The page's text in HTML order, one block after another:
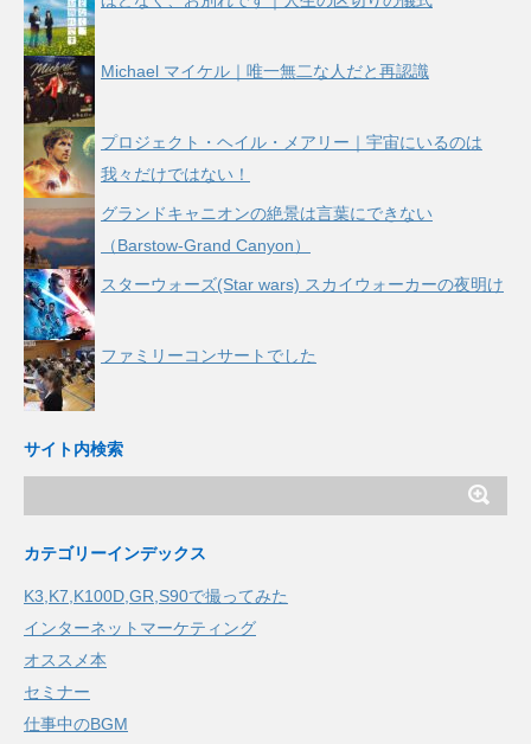
Michael マイケル｜唯一無二な人だと再認識
プロジェクト・ヘイル・メアリー｜宇宙にいるのは
我々だけではない！
グランドキャニオンの絶景は言葉にできない
（Barstow-Grand Canyon）
スターウォーズ(Star wars) スカイウォーカーの夜明け
ファミリーコンサートでした
サイト内検索
カテゴリーインデックス
K3,K7,K100D,GR,S90で撮ってみた
インターネットマーケティング
オススメ本
セミナー
仕事中のBGM